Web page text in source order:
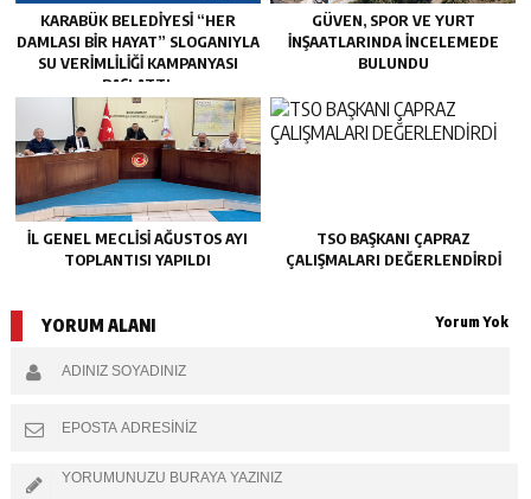
KARABÜK BELEDİYESİ “HER
DAMLASI BİR HAYAT” SLOGANIYLA
SU VERİMLİLİĞİ KAMPANYASI
BAŞLATTI.
GÜVEN, SPOR VE YURT
İNŞAATLARINDA İNCELEMEDE
BULUNDU
İL GENEL MECLİSİ AĞUSTOS AYI
TOPLANTISI YAPILDI
TSO BAŞKANI ÇAPRAZ
ÇALIŞMALARI DEĞERLENDİRDİ
YORUM ALANI Yorum Yok